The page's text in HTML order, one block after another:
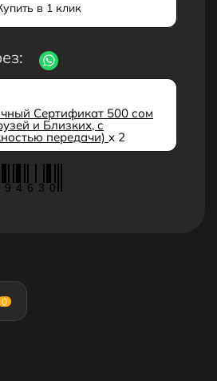
в 1 клик
Сертификат 500 сом
и Близких, с
передачи) x 2
9 4 6 3 0
0